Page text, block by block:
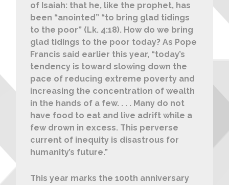
of Isaiah: that he, like the prophet, has
been “anointed” “to bring glad tidings
to the poor” (Lk. 4:18). How do we bring
glad tidings to the poor today? As Pope
Francis said earlier this year, “today’s
tendency is toward slowing down the
pace of reducing extreme poverty and
increasing the concentration of wealth
in the hands of a few. . . . Many do not
have food to eat and live adrift while a
few drown in excess. This perverse
current of inequity is disastrous for
humanity’s future.”
This year marks the 100th anniversary